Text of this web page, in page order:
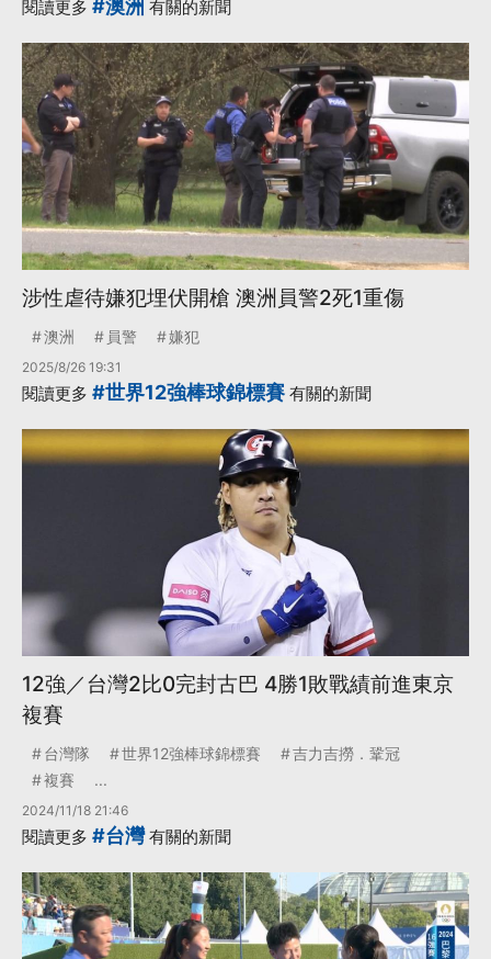
閱讀更多 #澳洲 有關的新聞
涉性虐待嫌犯埋伏開槍 澳洲員警2死1重傷
澳洲 員警 嫌犯
2025/8/26 19:31
閱讀更多 #世界12強棒球錦標賽 有關的新聞
12強／台灣2比0完封古巴 4勝1敗戰績前進東京
複賽
台灣隊 世界12強棒球錦標賽
吉力吉撈．鞏冠
複賽
...
2024/11/18 21:46
閱讀更多 #台灣有關的新聞